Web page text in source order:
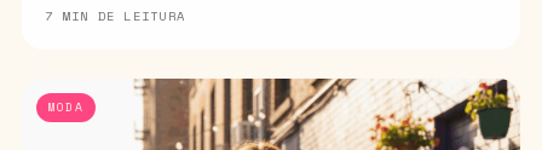
7 MIN DE LEITURA
MODA